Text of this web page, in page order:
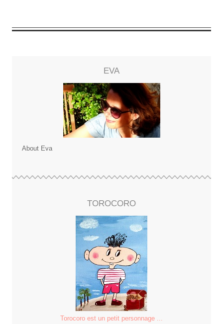
EVA
About Eva
TOROCORO
Torocoro est un petit personnage ...